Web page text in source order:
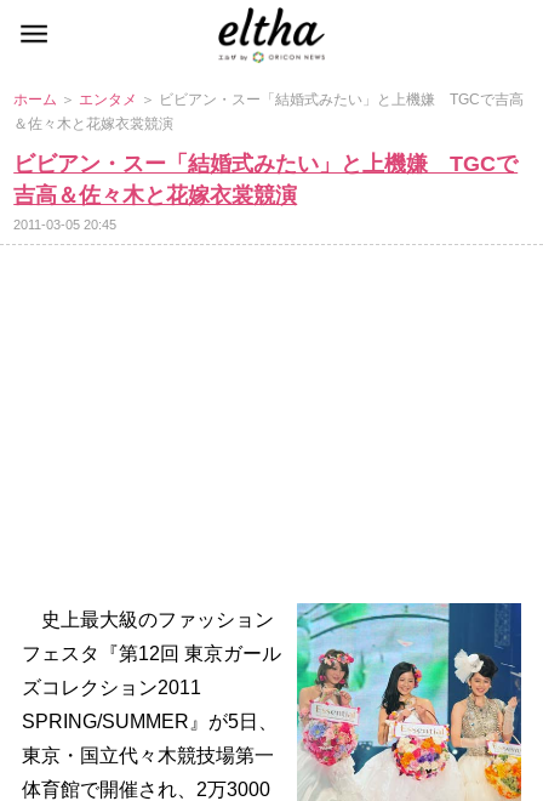
ホーム ＞ エンタメ ＞ ビビアン・スー「結婚式みたい」と上機嫌 TGCで吉高
＆佐々木と花嫁衣裳競演
ビビアン・スー「結婚式みたい」と上機嫌 TGCで
吉高＆佐々木と花嫁衣裳競演
2011-03-05 20:45
史上最大級のファッション
フェスタ『第12回 東京ガール
ズコレクション2011
SPRING/SUMMER』が5日、
東京・国立代々木競技場第一
体育館で開催され、2万3000